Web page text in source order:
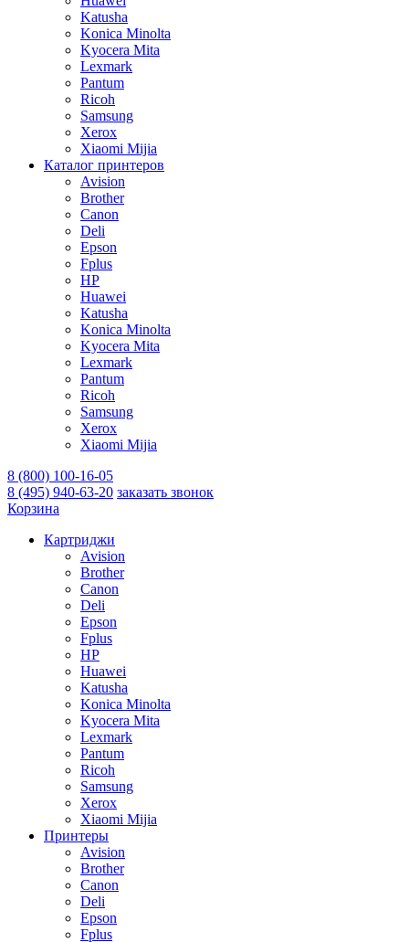
Katusha
Konica Minolta
Kyocera Mita
Lexmark
Pantum
Ricoh
Samsung
Xerox
Xiaomi Mijia
Каталог принтеров
Avision
Brother
Canon
Deli
Epson
Fplus
HP
Huawei
Katusha
Konica Minolta
Kyocera Mita
Lexmark
Pantum
Ricoh
Samsung
Xerox
Xiaomi Mijia
8 (800) 100-16-05
8 (495) 940-63-20 заказать звонок
Корзина
Картриджи
Avision
Brother
Canon
Deli
Epson
Fplus
HP
Huawei
Katusha
Konica Minolta
Kyocera Mita
Lexmark
Pantum
Ricoh
Samsung
Xerox
Xiaomi Mijia
Принтеры
Avision
Brother
Canon
Deli
Epson
Fplus